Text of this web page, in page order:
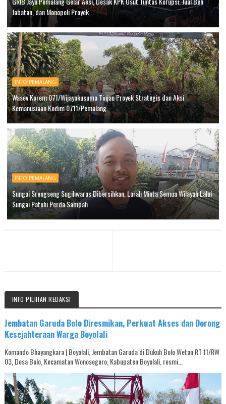
Jabatan, dan Monopoli Proyek
INFO PEMALANG
Wasev Korem 071/Wijayakusuma Tinjau Proyek Strategis dan Aksi
Kemanusiaan Kodim 0711/Pemalang
INFO PEMALANG
Sungai Srengseng Sugihwaras Dibersihkan, Lurah Minta Semua Wilayah Lalui
Sungai Patuhi Perda Sampah
INFO PILIHAN REDAKSI
Jembatan Garuda Bolo Diresmikan, Perkuat Akses dan Dorong
Kesejahteraan Warga Boyolali
Komando Bhayangkara | Boyolali, Jembatan Garuda di Dukuh Bolo Wetan RT 11/RW
03, Desa Bolo, Kecamatan Wonosegoro, Kabupaten Boyolali, resmi...